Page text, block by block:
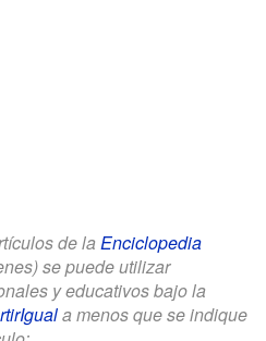
de la Enciclopedia
se puede utilizar
y educativos bajo la
a menos que se indique